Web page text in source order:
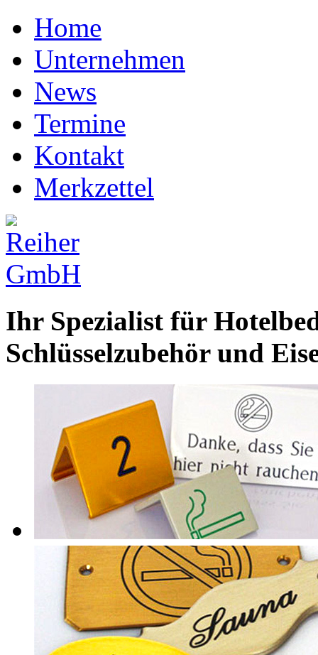
Home
Unternehmen
News
Termine
Kontakt
Merkzettel
Ihr Spezialist für
Schlüsselzubehör und